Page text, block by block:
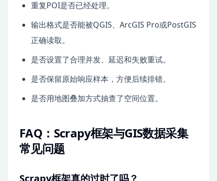
重复POI是否已经处理。
输出格式是否能被QGIS、ArcGIS Pro或PostGIS
正确读取。
是否设置了合理并发、延迟和失败重试。
是否保留原始响应样本，方便后续排错。
是否用地图叠加方式抽查了空间位置。
FAQ：Scrapy框架与GIS数据采集
常见问题
Scrapy框架真的过时了吗？